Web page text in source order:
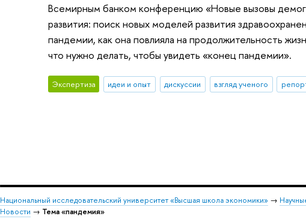
Всемирным банком конференцию «Новые вызовы
развития: поиск новых моделей развития
пандемии, как она повлияла на продолжительность
что нужно делать, чтобы увидеть «конец пандемии».
Экспертиза идеи и опыт дискуссии взгляд ученого
Национальный исследовательский университет «Высшая школа экономики» →
Новости → Тема «пандемия»